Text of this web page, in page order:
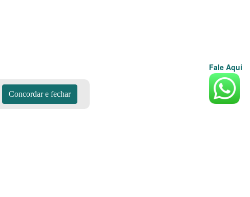
Fale Aqui
Concordar e fechar